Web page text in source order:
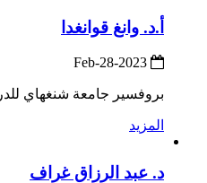
أ.د. وانغ قوانغدا
بروفسير جامعة شنغهاي
المزيد
د. عبد الرزاق غراف